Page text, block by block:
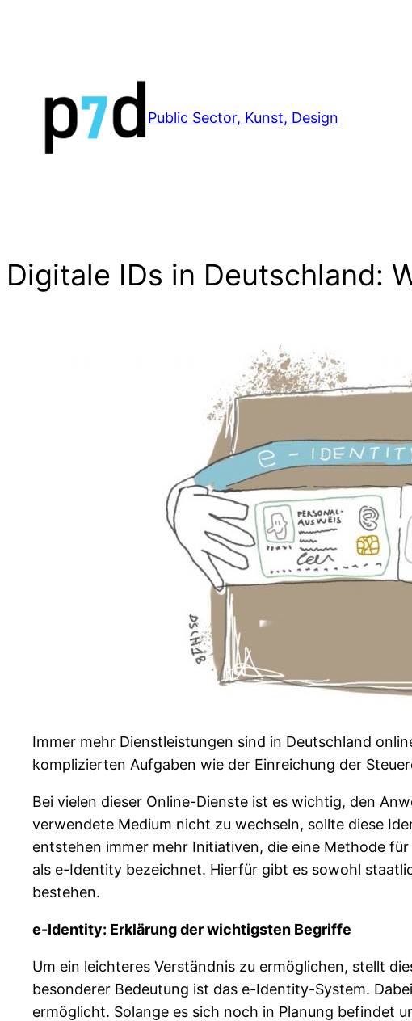
Public Sector, Kunst, Design
Digitale IDs in Deutschland:
Immer mehr Dienstleistungen sind in Deutschland
komplizierten Aufgaben wie der Einreichung der
Bei vielen dieser Online-Dienste ist es wichtig, den
verwendete Medium nicht zu wechseln, sollte diese
entstehen immer mehr Initiativen, die eine Methode
als e-Identity bezeichnet. Hierfür gibt es sowohl
bestehen.
e-Identity: Erklärung der wichtigsten Begriffe
Um ein leichteres Verständnis zu ermöglichen, stellt
besonderer Bedeutung ist das e-Identity-System.
ermöglicht. Solange es sich noch in Planung befindet